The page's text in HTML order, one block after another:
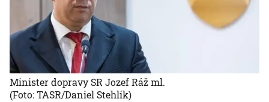
Minister dopravy SR Jozef Ráž ml.
(Foto: TASR/Daniel Stehlík)